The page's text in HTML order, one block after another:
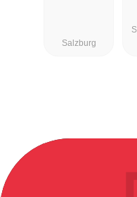
Salzburg